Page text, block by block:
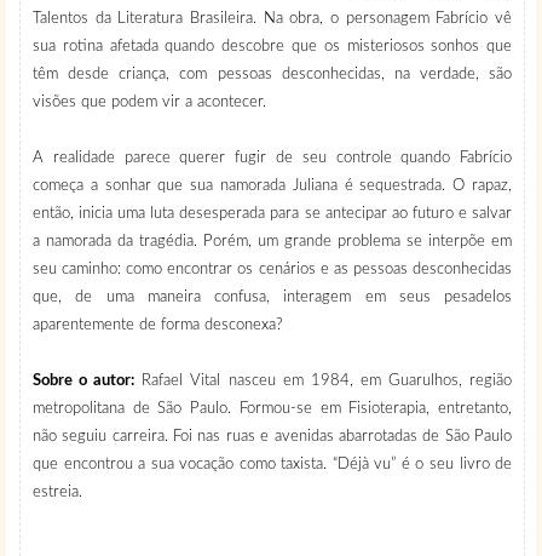
Talentos da Literatura Brasileira. Na obra, o personagem Fabrício vê
sua rotina afetada quando descobre que os misteriosos sonhos que
têm desde criança, com pessoas desconhecidas, na verdade, são
visões que podem vir a acontecer.
A realidade parece querer fugir de seu controle quando Fabrício
começa a sonhar que sua namorada Juliana é sequestrada. O rapaz,
então, inicia uma luta desesperada para se antecipar ao futuro e salvar
a namorada da tragédia. Porém, um grande problema se interpõe em
seu caminho: como encontrar os cenários e as pessoas desconhecidas
que, de uma maneira confusa, interagem em seus pesadelos
aparentemente de forma desconexa?
Sobre o autor: Rafael Vital nasceu em 1984, em Guarulhos, região
metropolitana de São Paulo. Formou-se em Fisioterapia, entretanto,
não seguiu carreira. Foi nas ruas e avenidas abarrotadas de São Paulo
que encontrou a sua vocação como taxista. “Déjà vu” é o seu livro de
estreia.